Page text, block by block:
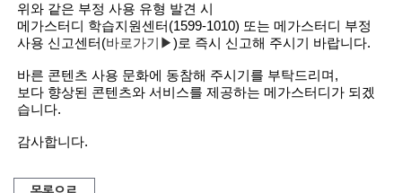
위와 같은 부정 사용 유형 발견 시
메가스터디 학습지원센터(1599-1010) 또는 메가스터디 부정
사용 신고센터(바로가기▶)로 즉시 신고해 주시기 바랍니다.
바른 콘텐츠 사용 문화에 동참해 주시기를 부탁드리며,
보다 향상된 콘텐츠와 서비스를 제공하는 메가스터디가 되겠
습니다.
감사합니다.